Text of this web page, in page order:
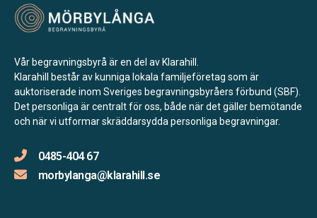
Vår begravningsbyrå är en del av Klarahill.
Klarahill består av kunniga lokala familjeföretag som är
auktoriserade inom Sveriges begravningsbyråers förbund (SBF).
Det personliga är centralt för oss, både när det gäller bemötande
och när vi utformar skräddarsydda personliga begravningar.
0485-404 67
morbylanga@klarahill.se